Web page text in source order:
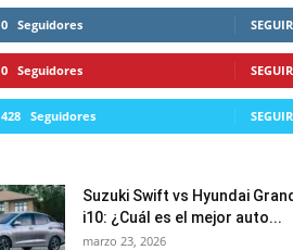
0 Seguidores SEGUIR
0 Seguidores SEGUIR
428 Seguidores SEGUIR
Suzuki Swift vs Hyundai
i10: ¿Cuál es el mejor auto...
marzo 23, 2026